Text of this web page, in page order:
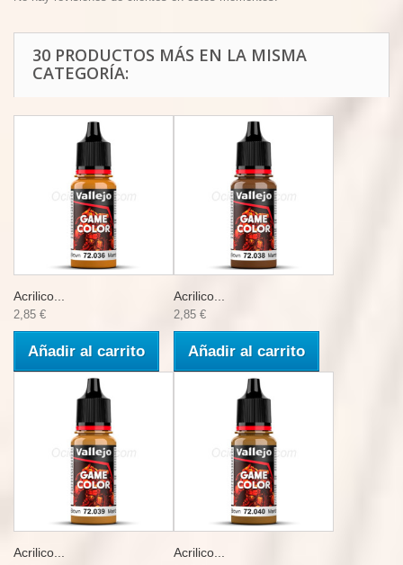
30 PRODUCTOS MÁS EN LA MISMA
CATEGORÍA:
Acrilico...
2,85 €
Añadir al carrito
Acrilico...
2,85 €
Añadir al carrito
Acrilico... Acrilico...